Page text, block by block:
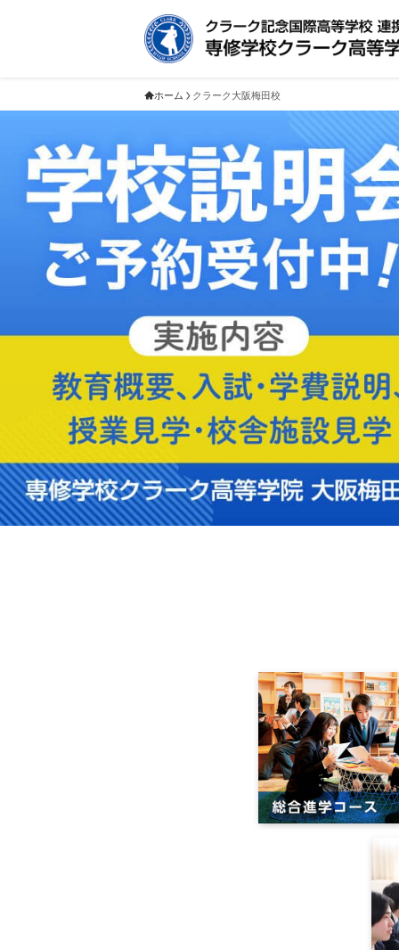
ホーム クラーク大阪梅田校